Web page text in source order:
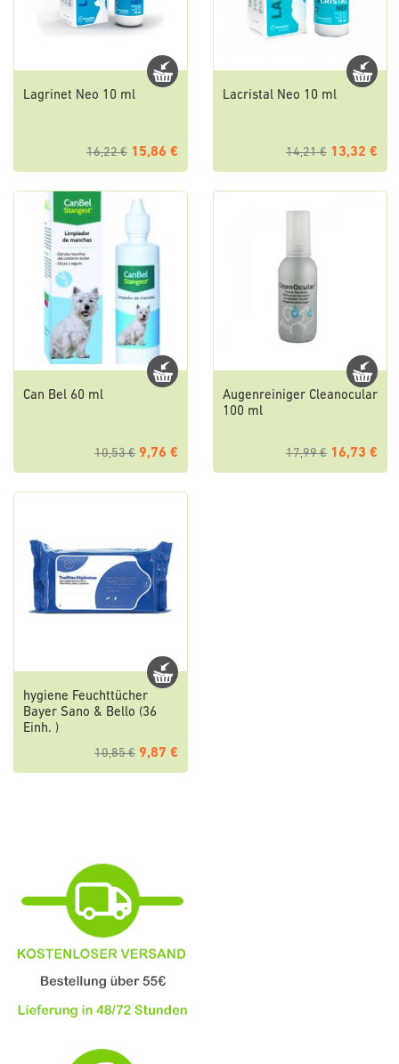
Lagrinet Neo 10 ml
16,22 € 15,86 €
Lacristal Neo 10 ml
14,21 € 13,32 €
Can Bel 60 ml
10,53 € 9,76 €
Augenreiniger Cleanocular
100 ml
17,99 € 16,73 €
hygiene Feuchttücher
Bayer Sano & Bello (36
Einh. )
10,85 € 9,87 €